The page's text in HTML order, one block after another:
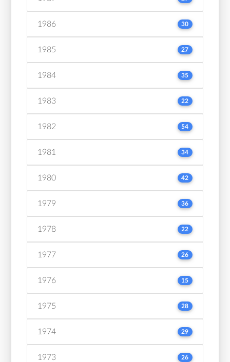
1986 30
1985 27
1984 35
1983 22
1982 54
1981 34
1980 42
1979 36
1978 22
1977 26
1976 15
1975 28
1974 29
1973 26